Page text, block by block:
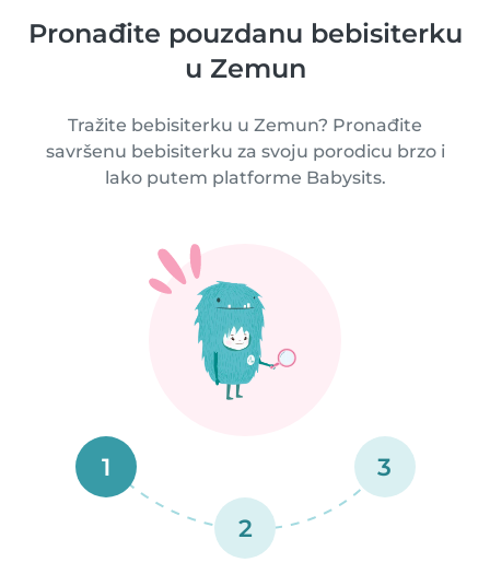
Pronađite pouzdanu bebisiterku
u Zemun
Tražite bebisiterku u Zemun? Pronađite
savršenu bebisiterku za svoju porodicu brzo i
lako putem platforme Babysits.
1
2
3